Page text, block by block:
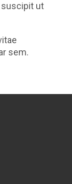
suscipit ut
sem.